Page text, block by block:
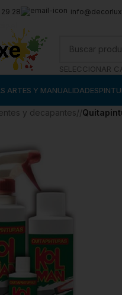
28
ARTES Y MANUALIDADES
y decapantes/